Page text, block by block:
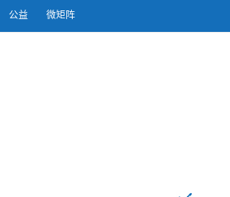
公益 微矩阵